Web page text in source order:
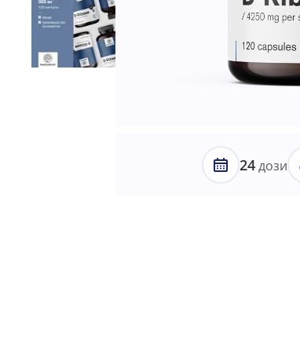
24дози